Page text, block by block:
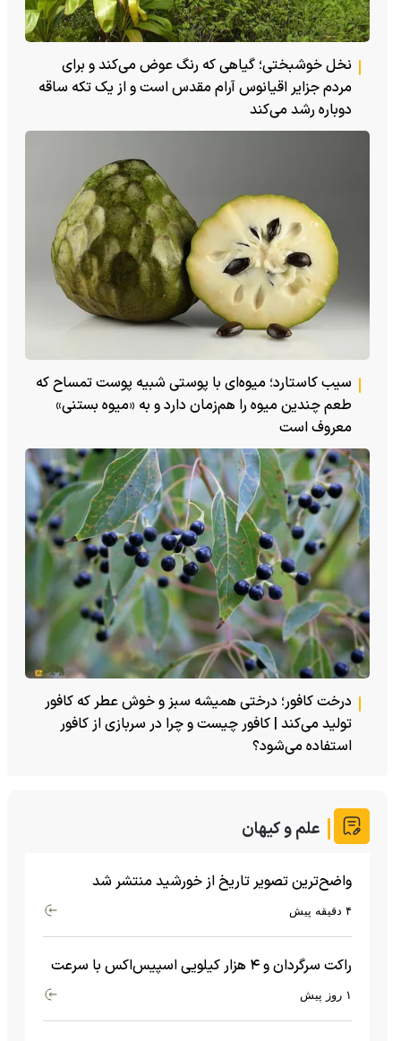
نخل خوشبختی؛ گیاهی که رنگ عوض می‌کند و برای
مردم جزایر اقیانوس آرام مقدس است و از یک تکه ساقه
دوباره رشد می‌کند
سیب کاستارد؛ میوه‌ای با پوستی شبیه پوست تمساح که
طعم چندین میوه را هم‌زمان دارد و به «میوه بستنی»
معروف است
درخت کافور؛ درختی همیشه سبز و خوش عطر که کافور
تولید می‌کند | کافور چیست و چرا در سربازی از کافور
استفاده می‌شود؟
علم و کیهان
واضح‌ترین تصویر تاریخ از خورشید منتشر شد
۴ دقیقه پیش
راکت سرگردان و ۴ هزار کیلویی اسپیس‌اکس با سرعت
هشت هزار و ۶۹۰ کیلومتر در ساعت به ماه برخورد کرد۱ روز پیش